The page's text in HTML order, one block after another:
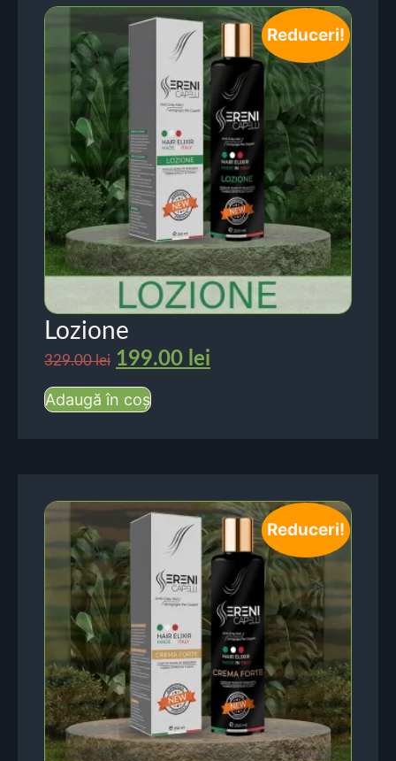
Reduceri!
Lozione
329.00lei 199.00 lei
Adaugă în coș
Reduceri!